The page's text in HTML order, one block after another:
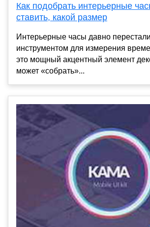
Как подобрать интерьерные
ставить, какой размер
Интерьерные часы давно
инструментом для измерения
это мощный акцентный элемент
может «собрать»...